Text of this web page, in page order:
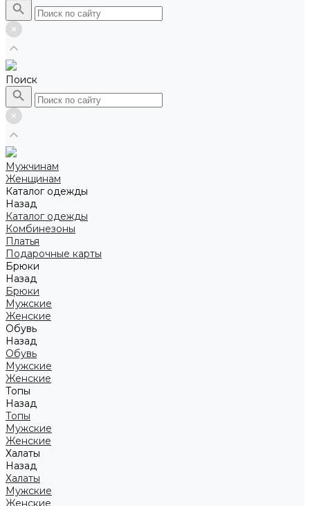
Поиск
Мужчинам
Женщинам
Каталог одежды
Назад
Каталог одежды
Комбинезоны
Платья
Подарочные карты
Брюки
Назад
Брюки
Мужские
Женские
Обувь
Назад
Обувь
Мужские
Женские
Топы
Назад
Топы
Мужские
Женские
Халаты
Назад
Халаты
Мужские
Женские